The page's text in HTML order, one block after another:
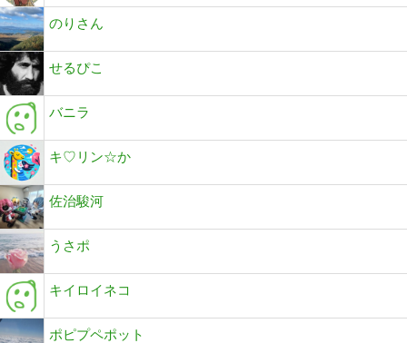
のりさん
せるぴこ
バニラ
キ♡リン☆か
佐治駿河
うさポ
キイロイネコ
ポピプペポット